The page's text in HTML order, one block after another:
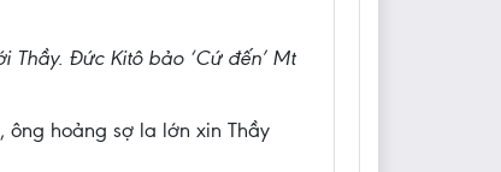
Đức Kitô bảo ‘Cứ đến’ Mt
ông hoảng sợ la lớn xin Thầy